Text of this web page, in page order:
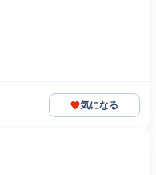
気になる